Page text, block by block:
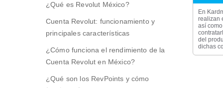
¿Qué es Revolut México?
Cuenta Revolut: funcionamiento y
principales características
¿Cómo funciona el rendimiento de la
Cuenta Revolut en México?
¿Qué son los RevPoints y cómo
En
realizan
así
del
dichas